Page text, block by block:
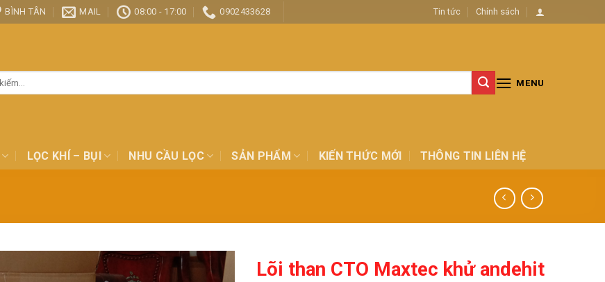
BÌNH TÂN MAIL 08:00 - 17:00 0902433628 Tin tức Chính sách
MENU
LỌC KHÍ – BỤI NHU CẦU LỌC SẢN PHẨM KIẾN THỨC MỚI THÔNG TIN LIÊN HỆ
Lõi than CTO Maxtec khử andehit